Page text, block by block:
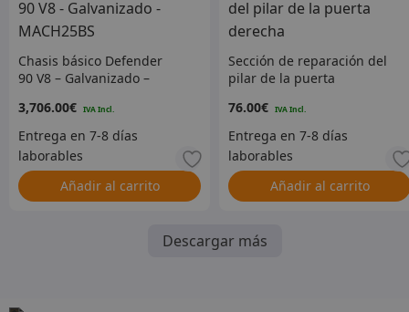
Chasis básico Defender
90 V8 – Galvanizado –
3,706.00€
Añadir al carrito
Sección de reparación del
pilar de la puerta
76.00€
Añadir al carrito
Descargar más